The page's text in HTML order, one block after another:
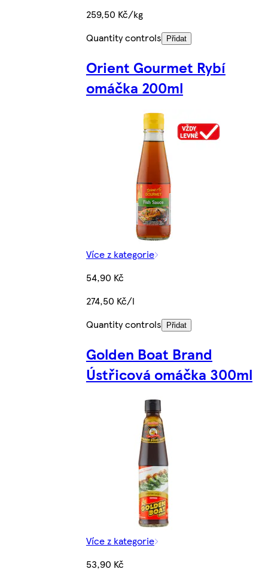
259,50 Kč/kg
Quantity controls
Přidat
Orient Gourmet Rybí
omáčka 200ml
Více z kategorie
54,90 Kč
274,50 Kč/l
Quantity controls
Přidat
Golden Boat Brand
Ústřicová omáčka 300ml
Více z kategorie
53,90 Kč